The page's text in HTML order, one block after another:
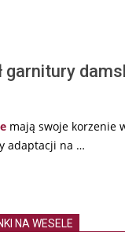
garnitury
mają swoje korzenie
adaptacji na …
NA WESELE